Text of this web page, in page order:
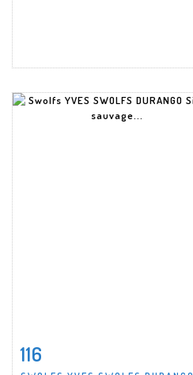
Fiche détaillée
116